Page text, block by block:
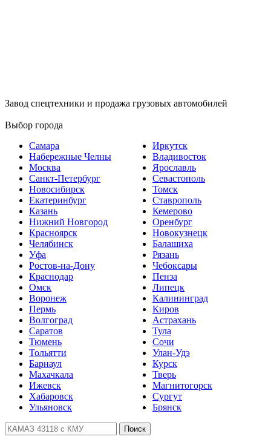
Завод спецтехники и продажа грузовых автомобилей
Выбор города
Самара
Набережные Челны
Москва
Санкт-Петербург
Новосибирск
Екатеринбург
Казань
Нижний Новгород
Красноярск
Челябинск
Уфа
Ростов-на-Дону
Краснодар
Омск
Воронеж
Пермь
Волгоград
Саратов
Тюмень
Тольятти
Барнаул
Махачкала
Ижевск
Хабаровск
Ульяновск
Иркутск
Владивосток
Ярославль
Севастополь
Томск
Ставрополь
Кемерово
Оренбург
Новокузнецк
Балашиха
Рязань
Чебоксары
Пенза
Липецк
Калининград
Киров
Астрахань
Тула
Сочи
Улан-Удэ
Курск
Тверь
Магнитогорск
Сургут
Брянск
Поиск